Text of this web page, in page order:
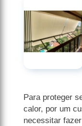
Para proteger
calor, por um
necessitar